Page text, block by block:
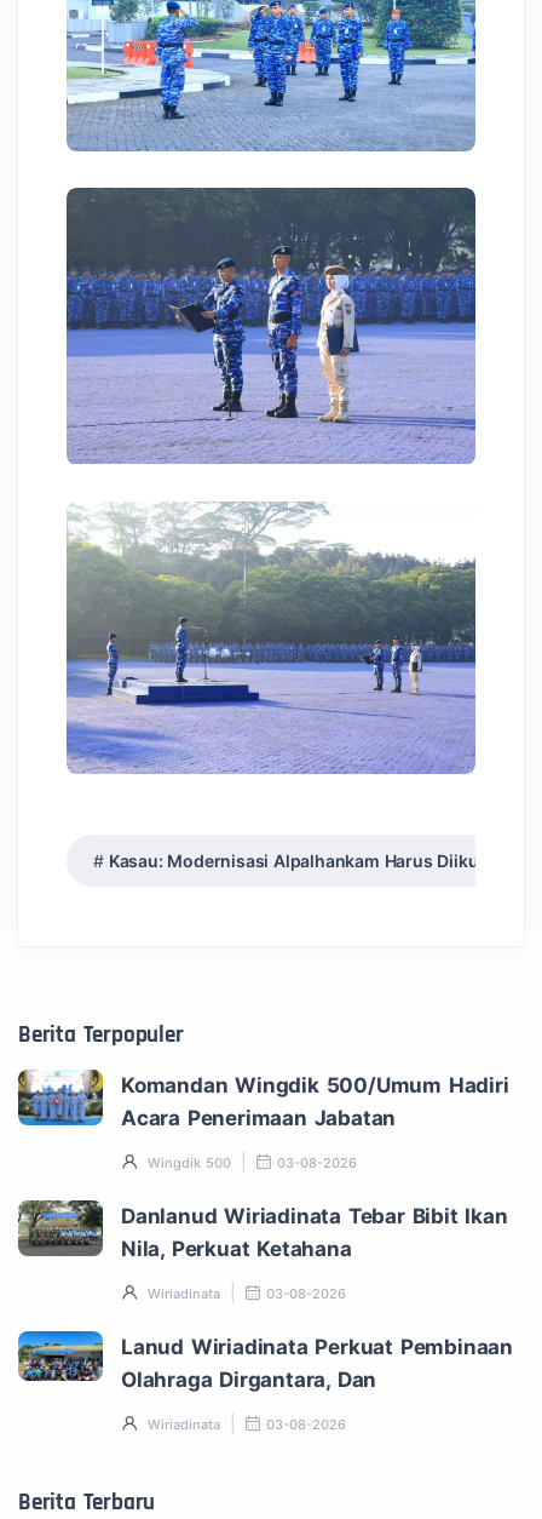
Kasau: Modernisasi Alpalhankam Harus Diikuti
Berita Terpopuler
Komandan Wingdik 500/Umum Hadiri
Acara Penerimaan Jabatan
Wingdik 500 03-08-2026
Danlanud Wiriadinata Tebar Bibit Ikan
Nila, Perkuat Ketahana
Wiriadinata 03-08-2026
Lanud Wiriadinata Perkuat Pembinaan
Olahraga Dirgantara, Dan
Wiriadinata 03-08-2026
Berita Terbaru